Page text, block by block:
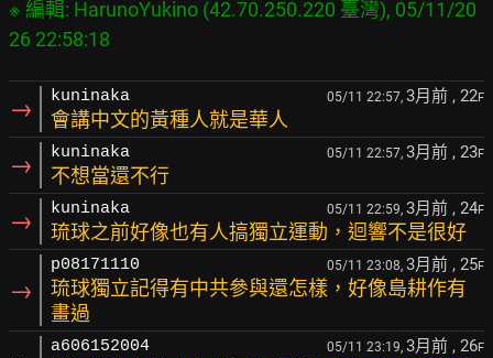
※ 編輯: HarunoYukino (42.70.250.220 臺灣), 05/11/20
→ kuninaka 05/11 22:57, 3月前 , 22F
會講中文的黃種人就是華人
→ kuninaka 05/11 22:57, 3月前 , 23F
不想當還不行
→ kuninaka 05/11 22:59, 3月前 , 24F
琉球之前好像也有人搞獨立運動，迴響不是很好
→
p08171110 05/11 23:08, 3月前 , 25F
琉球獨立記得有中共參與還怎樣，好像島耕作有
畫過
a606152004 05/11 23:19, 3月前 , 26F